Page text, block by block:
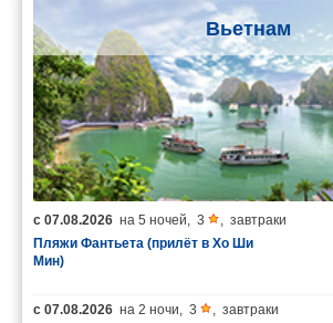
Вьетнам
с 07.08.2026 на 5 ночей, 3 , завтраки
Пляжи Фантьета (прилёт в Хо Ши
Мин)
с 07.08.2026 на 2 ночи, 3 , завтраки